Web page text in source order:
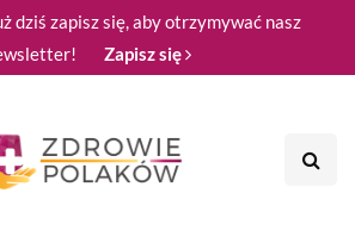
dziś zapisz się, aby otrzymywać nasz
Zapisz się